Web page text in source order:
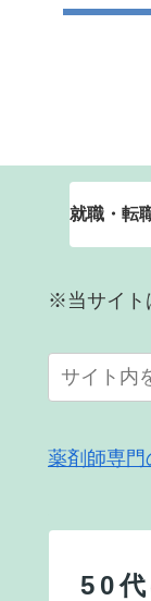
※当サイト
薬剤師専門
50